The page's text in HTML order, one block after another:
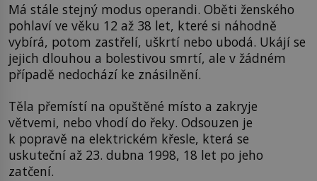
Má stále stejný modus operandi. Oběti ženského
pohlaví ve věku 12 až 38 let, které si náhodně
vybírá, potom zastřelí, uškrtí nebo ubodá. Ukájí se
jejich dlouhou a bolestivou smrtí, ale v žádném
případě nedochází ke znásilnění.
Těla přemístí na opuštěné místo a zakryje
větvemi, nebo vhodí do řeky. Odsouzen je
k popravě na elektrickém křesle, která se
uskuteční až 23. dubna 1998, 18 let po jeho
zatčení.